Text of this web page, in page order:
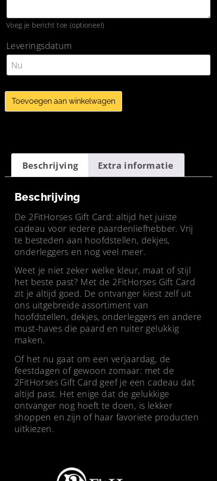
Voeg je bericht toe (optioneel)
Leveringsdatum
Toevoegen aan winkelwagen
Beschrijving Extra informatie
Beschrijving
De 2FitHorses Gift Card: altijd het juiste
cadeau voor iedere paardenliefhebber. Vrij
te besteden aan hoofdstellen, dekjes,
onderleggers en nog veel meer.
Weet je niet zeker welke kleur, maat of stijl
het beste past? Met de 2FitHorses Gift Card
zit je altijd goed. De ontvanger kiest zelf uit
ons uitgebreide assortiment van
hoofdstellen, dekjes, onderleggers en andere
must-haves die paard en ruiter gelukkig
maken.
Of het nu gaat om een verjaardag, de
feestdagen of gewoon zomaar: met de
2FitHorses Gift Card geef je een cadeau dat
altijd past. Het enige dat de gelukkige
ontvanger nog hoeft te doen, is lekker
shoppen en zijn of haar favoriete producten
uitkiezen.